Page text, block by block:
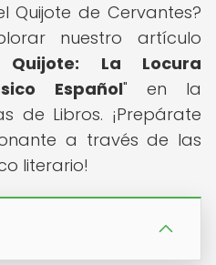
Quijote de Cervantes?
nuestro artículo
La Locura
Español" en la
de Libros. ¡Prepárate
a través de las
literario!